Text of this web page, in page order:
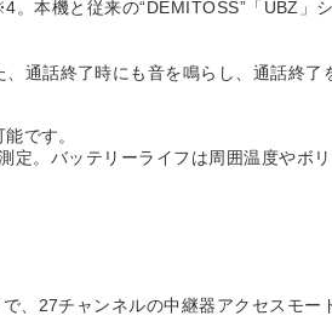
本機と従来の“DEMITOSS”「UBZ」
通話終了時にも音を鳴らし、通話終了
です。
。バッテリーライフは周囲温度やボ
27チャンネルの中継器アクセスモー